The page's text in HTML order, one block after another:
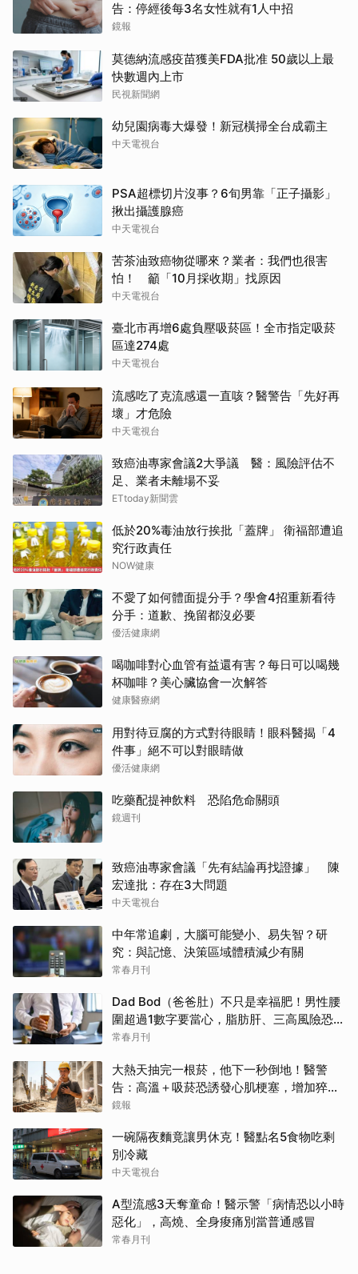
告：停經後每3名女性就有1人中招
鏡報
莫德納流感疫苗獲美FDA批准 50歲以上最
快數週內上市
民視新聞網
幼兒園病毒大爆發！新冠橫掃全台成霸主
中天電視台
PSA超標切片沒事？6旬男靠「正子攝影」
揪出攝護腺癌
中天電視台
苦茶油致癌物從哪來？業者：我們也很害
怕！ 籲「10月採收期」找原因
中天電視台
臺北市再增6處負壓吸菸區！全市指定吸菸
區達274處
中天電視台
流感吃了克流感還一直咳？醫警告「先好再
壞」才危險
中天電視台
致癌油專家會議2大爭議 醫：風險評估不
足、業者未離場不妥
ETtoday新聞雲
低於20%毒油放行挨批「蓋牌」 衛福部遭追
究行政責任
NOW健康
不愛了如何體面提分手？學會4招重新看待
分手：道歉、挽留都沒必要
優活健康網
喝咖啡對心血管有益還有害？每日可以喝幾
杯咖啡？美心臟協會一次解答
健康醫療網
用對待豆腐的方式對待眼睛！眼科醫揭「4
件事」絕不可以對眼睛做
優活健康網
吃藥配提神飲料 恐陷危命關頭
鏡週刊
致癌油專家會議「先有結論再找證據」 陳
宏達批：存在3大問題
中天電視台
中年常追劇，大腦可能變小、易失智？研
究：與記憶、決策區域體積減少有關
常春月刊
Dad Bod（爸爸肚）不只是幸福肥！男性腰
圍超過1數字要當心，脂肪肝、三高風險恐悄
悄累積
常春月刊
大熱天抽完一根菸，他下一秒倒地！醫警
告：高溫＋吸菸恐誘發心肌梗塞，增加猝死
風險
鏡報
一碗隔夜麵竟讓男休克！醫點名5食物吃剩
別冷藏
中天電視台
A型流感3天奪童命！醫示警「病情恐以小時
惡化」，高燒、全身痠痛別當普通感冒
常春月刊